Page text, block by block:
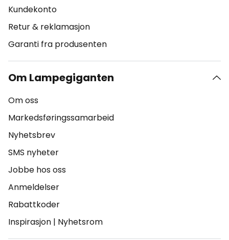
Kundekonto
Retur & reklamasjon
Garanti fra produsenten
Om Lampegiganten
Om oss
Markedsføringssamarbeid
Nyhetsbrev
SMS nyheter
Jobbe hos oss
Anmeldelser
Rabattkoder
Inspirasjon | Nyhetsrom